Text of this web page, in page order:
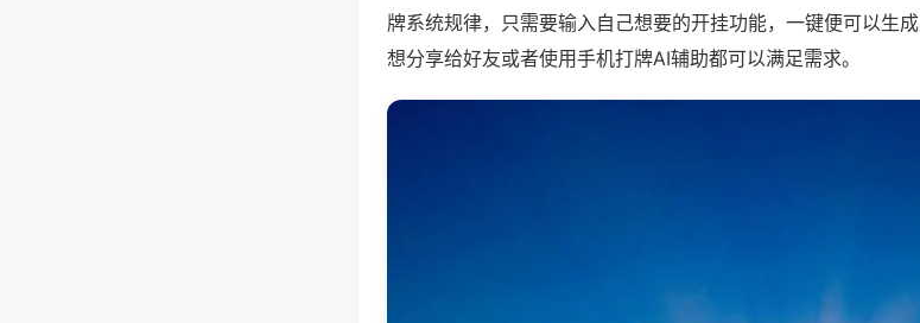
牌系统规律，只需要输入自己想要的开挂功能，一键便可以生
想分享给好友或者使用手机打牌AI辅助都可以满足需求。